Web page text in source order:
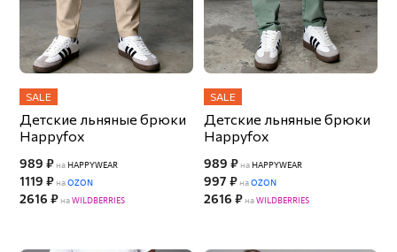
SALE
Детские льняные брюки
Happyfox
989 ₽ на HAPPYWEAR
1119 ₽ наOZON
2616 ₽ наWILDBERRIES
SALE
Детские льняные брюки
Happyfox
989 ₽ на HAPPYWEAR
997 ₽ наOZON
2616 ₽ наWILDBERRIES